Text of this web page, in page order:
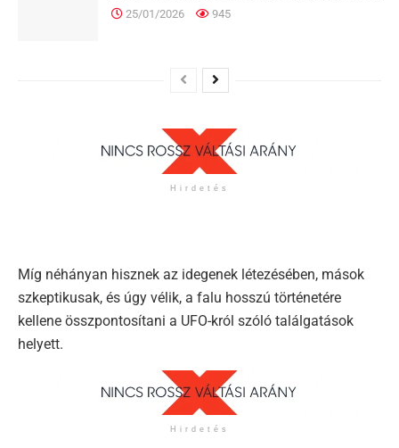
25/01/2026 945
Hirdetés
Míg néhányan hisznek az idegenek létezésében, mások
szkeptikusak, és úgy vélik, a falu hosszú történetére
kellene összpontosítani a UFO-król szóló találgatások
helyett.
Hirdetés